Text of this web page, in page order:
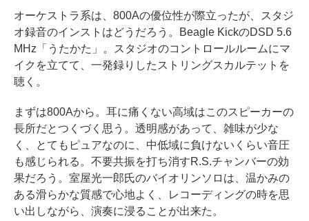
オーケストラ系は、800Aの優位性が際立ったが、スタジ
オ録音のインストはどうだろう。Beagle KickのDSD 5.6
MHz「うたかた」。スタジオのコントロールルームにマ
イクを立てて、一発録りしたストリングスカルテットを
聴く。
まずは800Aから。耳に痛くない高域はこのスピーカーの
長所だとつくづく思う。透明感があって、雑味が少な
く、とてもピュアなのに、中低域に負けないくらい音圧
も感じられる。不要共振を打ち消すR.S.チャンバーの効
果だろう。室屋光一郎氏のバイオリンソロは、温かみの
ある滑らかな質感で心地よく、レコーディングの時を思
い出しながら、演奏に浸ることが出来た。